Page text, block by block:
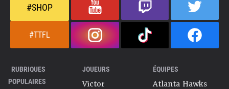
#SHOP
#TTFL
RUBRIQUES
POPULAIRES
JOUEURS
Victor
ÉQUIPES
Atlanta Hawks